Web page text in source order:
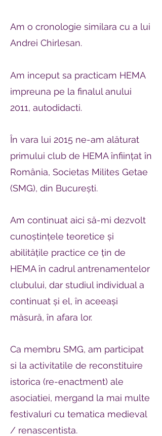
Am o cronologie similara cu a lui
Andrei Chirlesan.
Am inceput sa practicam HEMA
impreuna pe la finalul anului
2011, autodidacti.
În vara lui 2015 ne-am alăturat
primului club de HEMA înființat în
România, Societas Milites Getae
(SMG), din București.
Am continuat aici să-mi dezvolt
cunoștințele teoretice și
abilitățile practice ce țin de
HEMA în cadrul antrenamentelor
clubului, dar studiul individual a
continuat și el, în aceeași
măsură, în afara lor.
Ca membru SMG, am participat
si la activitatile de reconstituire
istorica (re-enactment) ale
asociatiei, mergand la mai multe
festivaluri cu tematica medieval
/ renascentista.